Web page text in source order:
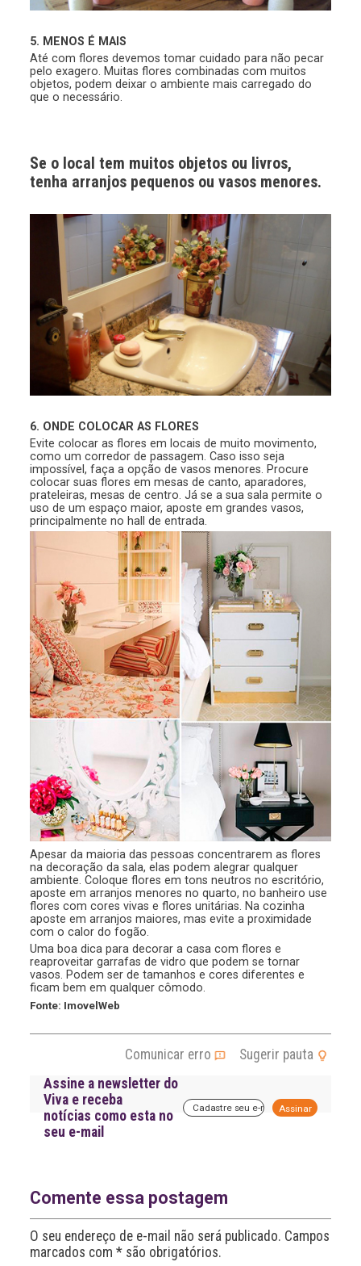
5. MENOS É MAIS
Até com flores devemos tomar cuidado para não pecar
pelo exagero. Muitas flores combinadas com muitos
objetos, podem deixar o ambiente mais carregado do
que o necessário.
Se o local tem muitos objetos ou livros,
tenha arranjos pequenos ou vasos menores.
6. ONDE COLOCAR AS FLORES
Evite colocar as flores em locais de muito movimento,
como um corredor de passagem. Caso isso seja
impossível, faça a opção de vasos menores. Procure
colocar suas flores em mesas de canto, aparadores,
prateleiras, mesas de centro. Já se a sua sala permite o
uso de um espaço maior, aposte em grandes vasos,
principalmente no hall de entrada.
Apesar da maioria das pessoas concentrarem as flores
na decoração da sala, elas podem alegrar qualquer
ambiente. Coloque flores em tons neutros no escritório,
aposte em arranjos menores no quarto, no banheiro use
flores com cores vivas e flores unitárias. Na cozinha
aposte em arranjos maiores, mas evite a proximidade
com o calor do fogão.
Uma boa dica para decorar a casa com flores e
reaproveitar garrafas de vidro que podem se tornar
vasos. Podem ser de tamanhos e cores diferentes e
ficam bem em qualquer cômodo.
Fonte: ImovelWeb
Comunicar erro
Sugerir pauta
Assine a newsletter do
Viva e receba
notícias como esta no
seu e-mail
i
v
Comente essa postagem
O seu endereço de e-mail não será publicado. Campos
marcados com * são obrigatórios.